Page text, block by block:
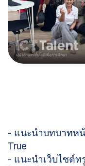
- แนะนำบทบาทห
True
- แนะนำเว็บไซต์